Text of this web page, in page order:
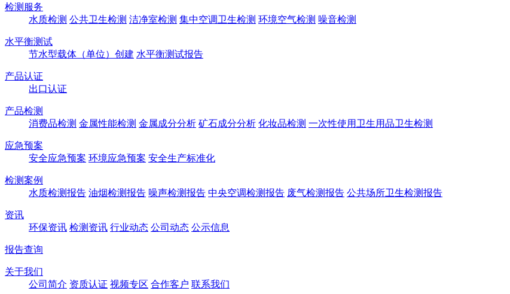
检测服务
水质检测 公共卫生检测 洁净室检测 集中空调卫生检测 环境空气检测 噪音检测
水平衡测试
节水型载体（单位）创建 水平衡测试报告
产品认证
出口认证
产品检测
消费品检测 金属性能检测 金属成分分析 矿石成分分析 化妆品检测 一次性使用卫生用品卫生检测
应急预案
安全应急预案 环境应急预案 安全生产标准化
检测案例
水质检测报告 油烟检测报告 噪声检测报告 中央空调检测报告 废气检测报告 公共场所卫生检测报告
资讯
环保资讯 检测资讯 行业动态 公司动态 公示信息
报告查询
关于我们
公司简介 资质认证 视频专区 合作客户 联系我们